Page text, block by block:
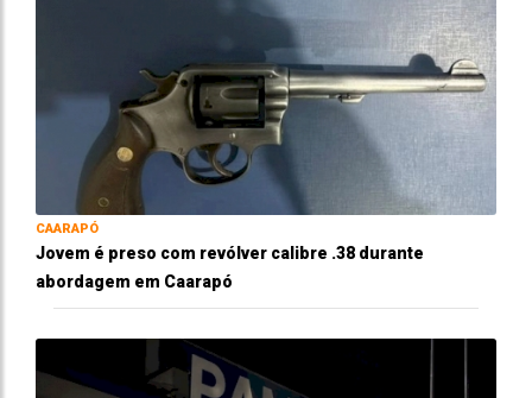
CAARAPÓ
Jovem é preso com revólver calibre .38 durante
abordagem em Caarapó